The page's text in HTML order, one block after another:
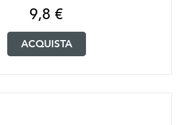
9,8 €
ACQUISTA